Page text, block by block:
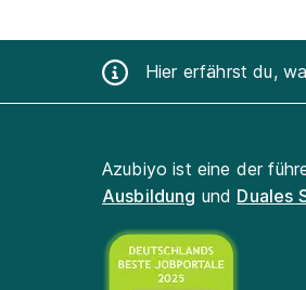
Hier erfährst du,
Azubiyo ist eine der
Ausbildung und Duales